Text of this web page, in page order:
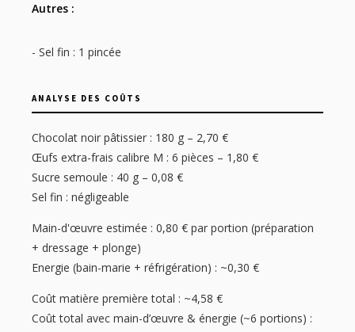
Autres :
- Sel fin : 1 pincée
ANALYSE DES COÛTS
Chocolat noir pâtissier : 180 g – 2,70 €
Œufs extra-frais calibre M : 6 pièces – 1,80 €
Sucre semoule : 40 g – 0,08 €
Sel fin : négligeable
Main-d'œuvre estimée : 0,80 € par portion (préparation
+ dressage + plonge)
Energie (bain-marie + réfrigération) : ~0,30 €
Coût matière première total : ~4,58 €
Coût total avec main-d’œuvre & énergie (~6 portions) :